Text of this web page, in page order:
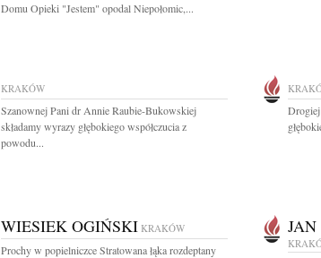
Domu Opieki "Jestem" opodal Niepołomic,...
KRAKÓW
Szanownej Pani dr Annie Raubie-Bukowskiej
składamy wyrazy głębokiego współczucia z
powodu...
WIESIEK OGIŃSKI KRAKÓW
Prochy w popielniczce Stratowana łąka rozdeptany